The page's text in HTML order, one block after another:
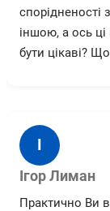
спорідненості
іншою, а ось
бути цікаві?
І
Ігор Лиман
Практично Ви